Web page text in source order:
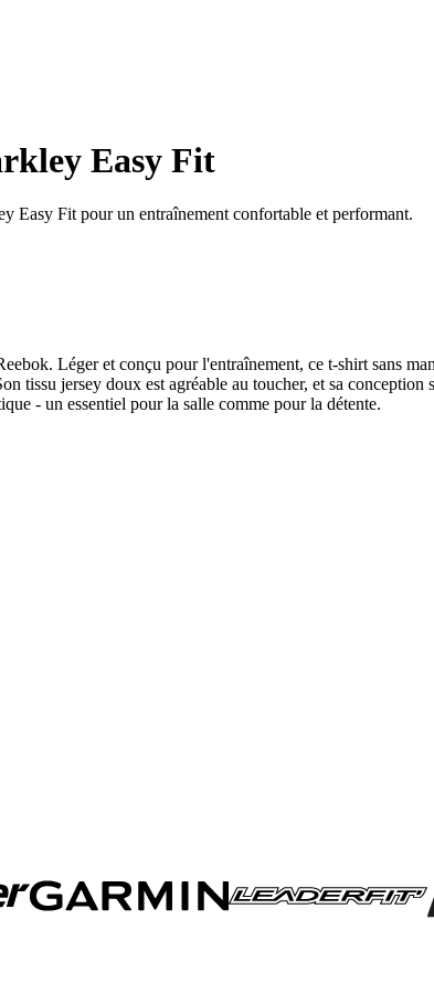
Easy Fit
Easy Fit pour un entraînement confortable et performant.
Léger et conçu pour l'entraînement, ce t-shirt sans
tissu jersey doux est agréable au toucher, et sa
- un essentiel pour la salle comme pour la détente.